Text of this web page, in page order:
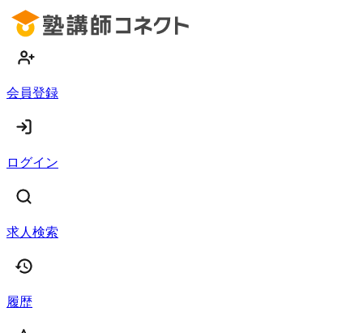
会員登録
ログイン
求人検索
履歴